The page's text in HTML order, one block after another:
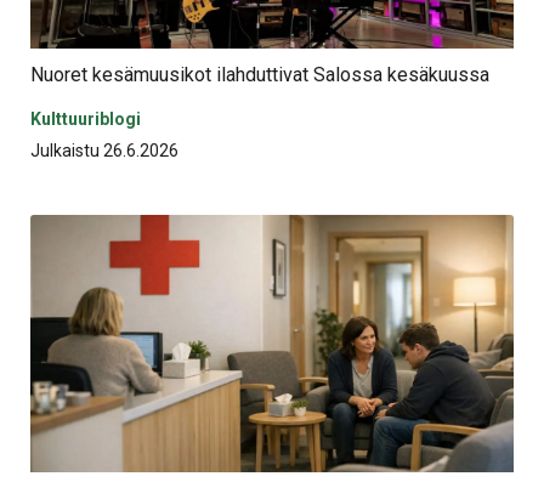
Nuoret kesämuusikot ilahduttivat Salossa kesäkuussa
Kulttuuriblogi
Julkaistu 26.6.2026